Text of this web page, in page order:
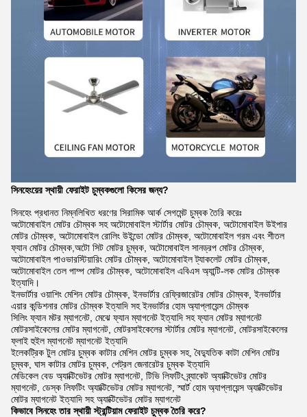
সিনহেংয়ের স্থায়ী ফেরাইট চুম্বকগুলো কিসের জন্য?
সিনহেং প্রধানত নিম্নলিখিত ধরণের সিরামিক আর্ক সেগমেন্ট চুম্বক তৈরি করেঃ
অটোমোবাইল মোটর চৌম্বক সহ অটোমোবাইল স্টার্টার মোটর চৌম্বক, অটোমোবাইল উইপার
মোটর চৌম্বক, অটোমোবাইল রোলিং উইন্ডো মোটর চৌম্বক, অটোমোবাইল গরম এবং শীতল
ফ্যান মোটর চৌম্বক,অটো সিট মোটর চুম্বক, অটোমোবাইল সানড্রপ মোটর চৌম্বক,
অটোমোবাইল পাওভারস্টিয়ারিং মোটর চৌম্বক, অটোমোবাইল ট্যাকলেট মোটর চৌম্বক,
অটোমোবাইল তেল পাম্প মোটর চৌম্বক, অটোমোবাইল এবিএস অ্যান্টি-লক মোটর চৌম্বক
ইত্যাদি।
ইনভার্টার ওয়াশিং মেশিন মোটর চৌম্বক, ইনভার্টার রেফ্রিজারেটর মোটর চৌম্বক, ইনভার্টার
এয়ার কন্ডিশনার মোটর চৌম্বক ইত্যাদি সহ ইনভার্টার হোম অ্যাপ্লায়েন্স চৌম্বক
সিলিং ফ্যান মটর ম্যাগনেট, মেঝে ফ্যান ম্যাগনেট ইত্যাদি সহ ফ্যান মোটর ম্যাগনেট
মোটরসাইকেলের মোটর ম্যাগনেট, মোটরসাইকেলের স্টার্টার মোটর ম্যাগনেট, মোটরসাইকেলের
ফ্লাই হুইল ম্যাগনেট ম্যাগনেট ইত্যাদি
ইলেকট্রিক টুল মোটর চুম্বক কাটার মেশিন মোটর চুম্বক সহ, বৈদ্যুতিক কাটা মেশিন মোটর
চুম্বক, ঘাস কাটার মোটর চুম্বক, পেট্রল জেনারেটর চুম্বক ইত্যাদি
মেডিকেল বেড অ্যাক্টিভেটর মোটর ম্যাগনেট, টিভি লিফটিং ব্র্যাকেট অ্যাক্টিভেটর মোটর
ম্যাগনেট, ডেস্ক লিফটিং অ্যাক্টিভেটর মোটর ম্যাগনেট, স্মার্ট হোম অ্যাপ্লায়েন্স অ্যাক্টিভেটর
মোটর ম্যাগনেট ইত্যাদি সহ অ্যাক্টিভেটর মোটর ম্যাগনেট
কিভাবে সিনহেং তার স্থায়ী স্ট্রন্টিয়াম ফেরাইট চুম্বক তৈরি করে?